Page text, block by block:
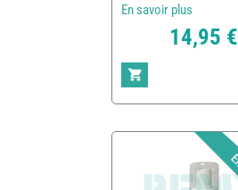
En savoir plus
14,95 €